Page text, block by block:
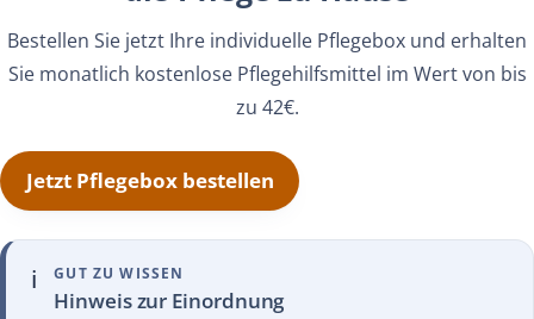
Bestellen Sie jetzt Ihre individuelle Pflegebox und erhalten
Sie monatlich kostenlose Pflegehilfsmittel im Wert von bis
zu 42€.
Jetzt Pflegebox bestellen
ℹ️ GUT ZU WISSEN
Hinweis zur Einordnung